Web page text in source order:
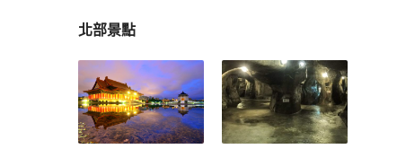
北部景點